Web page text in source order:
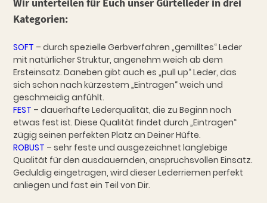
Kategorien:
SOFT – durch spezielle Gerbverfahren „gemilltes“ Leder
mit natürlicher Struktur, angenehm weich ab dem
Ersteinsatz. Daneben gibt auch es „pull up“ Leder, das
sich schon nach kürzestem „Eintragen“ weich und
geschmeidig anfühlt.
FEST – dauerhafte Lederqualität, die zu Beginn noch
etwas fest ist. Diese Qualität findet durch „Eintragen“
zügig seinen perfekten Platz an Deiner Hüfte.
ROBUST – sehr feste und ausgezeichnet langlebige
Qualität für den ausdauernden, anspruchsvollen Einsatz.
Geduldig eingetragen, wird dieser Lederriemen perfekt
anliegen und fast ein Teil von Dir.